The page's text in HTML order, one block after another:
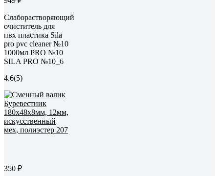
Слаборастворяющий
очиститель для
пвх пластика Sila
pro pvc cleaner №10
1000мл PRO №10
SILA PRO №10_6
4.6(5)
350 ₽